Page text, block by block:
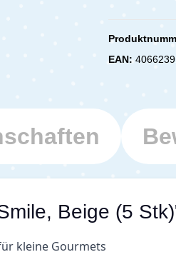
EAN:
Beige (5
kleine Gourmets